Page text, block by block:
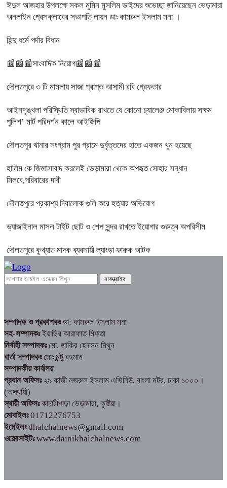
ঈদুল আজহার উপলক্ষে সকল মুমিন মুসলিম ভাইদের শুভেচ্ছা জানিয়েছেন ভেড়ামারা
অনলাইন প্রেসক্লাবের সভাপতি লায়ন ডাঃ কামরুল ইসলাম মনা ।
হিন্দু ধর্মে পর্দার বিধান
📰📰📰সাংবাদিক নিয়োগ📰📰📰
দৌলতপুরে ৩ টি মামলায় সাজা প্রাপ্ত আসামী রবি গ্রেফতার
আইনশৃঙ্খলা পরিস্থিতি স্বাভাবিক রাখতে যে কোনো চ্যালেঞ্জ মোকাবিলায় সক্ষম
পুলিশ’ মার্ট পরিদর্শন কালে আইজিপি
দৌলতপুর থানার সংগ্রাম পুর গ্রামে দুর্বৃত্তদের হাতে একজন খুন হয়েছে
হালিম কে জিজ্ঞাসাবাদ করলেই ভেড়ামারা থেকে অপহৃত সোহার সন্ধান
মিলবে,পরিবারের দাবী
দৌলতপুরে প্রকাশ্য দিবালোক গুলি করে হত্যার অভিযোগ
ভ্যাজাইনাল মাসল টাইট ছোট ও শেপ সুন্দর রাখতে ইয়োগার গুরুত্ব অপরিসীম
দৌলতপুরে কুখ্যাত মাদক ব্যবসায়ী ল্যাংড়া ফারুক আটক
সম্পাদক ও প্রকাশকঃডা: কামরুল ইসলাম মনা
সহ-সম্পাদকঃইয়াছির আরাফাত মিফতা
নির্বাহী সম্পাদকঃমো. জাকির হোসেন মিথুন
বার্তা সম্পাদকঃমোঃ মন্টু রহমান
সম্পাদকীয় কার্যালয়
প্রধান অফিসঃ২৯ কাজী নজরুল ইসলাম এভিনিউ, বাংলা মটর, ঢাকা ১০০০।
(অস্থায়ী)
স্থায়ী অফিসঃকাচারীপাড়া ভেড়ামারা, কুষ্টিয়া।
মোবাইলঃ01712276753
ইমেইলঃdhalchalnews@gmail.com
ওয়েবসাইটঃwww.dainikhalchalnews.com